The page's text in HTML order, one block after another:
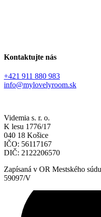
Kontaktujte nás
+421 911 880 983
info@mylovelyroom.sk
Videmia s. r. o.
K lesu 1776/17
040 18 Košice
IČO: 56117167
DIČ: 2122206570
Zapísaná v OR Mestského
59097/V